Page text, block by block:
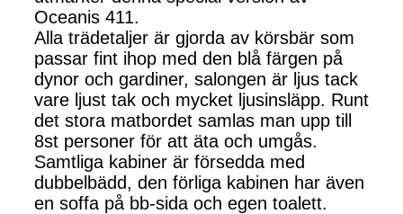
Oceanis 411.
Alla trädetaljer är gjorda av körsbär som
passar fint ihop med den blå färgen på
dynor och gardiner, salongen är ljus tack
vare ljust tak och mycket ljusinsläpp. Runt
det stora matbordet samlas man upp till
8st personer för att äta och umgås.
Samtliga kabiner är försedda med
dubbelbädd, den förliga kabinen har även
en soffa på bb-sida och egen toalett.